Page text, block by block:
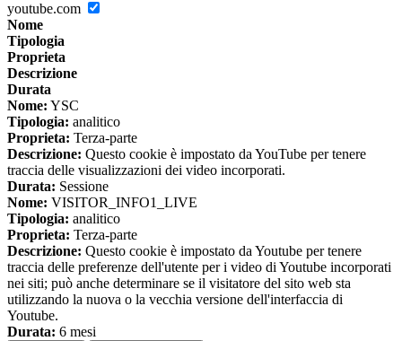
youtube.com
Nome
Tipologia
Proprieta
Descrizione
Durata
Nome: YSC
Tipologia: analitico
Proprieta: Terza-parte
Descrizione: Questo cookie è impostato da YouTube per tenere
traccia delle visualizzazioni dei video incorporati.
Durata: Sessione
Nome: VISITOR_INFO1_LIVE
Tipologia: analitico
Proprieta: Terza-parte
Descrizione: Questo cookie è impostato da Youtube per tenere
traccia delle preferenze dell'utente per i video di Youtube incorporati
nei siti; può anche determinare se il visitatore del sito web sta
utilizzando la nuova o la vecchia versione dell'interfaccia di
Youtube.
Durata: 6 mesi